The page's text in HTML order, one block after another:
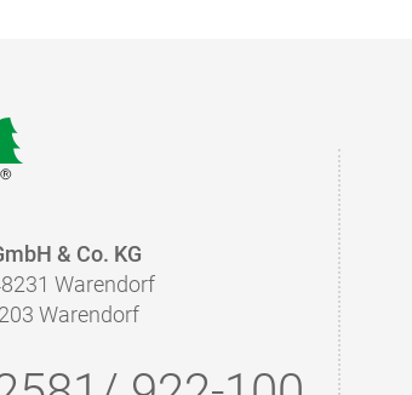
OPPERVLAK?
gebruikt
& Co. KG
Warendorf
Warendorf